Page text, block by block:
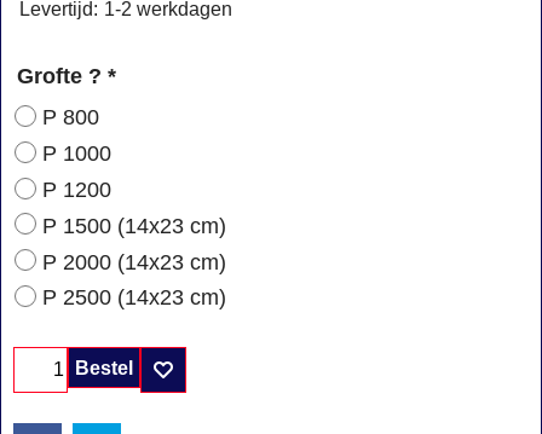
Levertijd: 1-2 werkdagen
Grofte ? *
P 800
P 1000
P 1200
P 1500 (14x23 cm)
P 2000 (14x23 cm)
P 2500 (14x23 cm)
Bestel